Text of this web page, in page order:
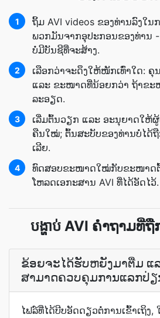
1
ຖິ້ມ AVI videos ຂອງທ່ານລົງໃນ
ພວກມັນຈາກອຸປະກອນຂອງທ່ານ
ບໍ່ມີບັນຊີທີ່ຈະສ້າງ.
2
ເລືອກ​ວ່າ​ຈະ​ດຶງ​ໃຫ້​ໜັກ​ເທົ່າ​ໃດ:
ແລະ ຂະໜາດ​ທີ່​ນ້ອຍກວ່າ ຖ້າ​ຂະ
ລະອຽດ.
3
ເລີ່ມ​ຕົ້ນ​ວຽກ ແລະ ອະນຸຍາດ​ໃຫ້​
ຄືນ​ໃໝ່; ຕົ້ນສະບັບ​ຂອງທ່ານ​ບໍ່​ໄດ້​
ເລີຍ.
4
ທົດສອບ​ຂະໜາດ​ໃໝ່​ກັບ​ຂະໜາດ​
ໂຫລດ​ເອກະສານ AVI ທີ່​ໄດ້​ອັດ​ໄວ້.
បង្ហាប់ AVI ຄຳຖາມທີ່
ຂ້ອຍຈະໄດ້ຮັບຫຍັງມາຕື່ມ ແ
ສາມາດຄວບຄຸມການແລກປ່ຽ
ໄຟລ໌​ທີ່​ໄດ້​ບີບອັດ​ດຽວ​ຕໍ່​ການ​ເຂົ້າ​ເຖິງ